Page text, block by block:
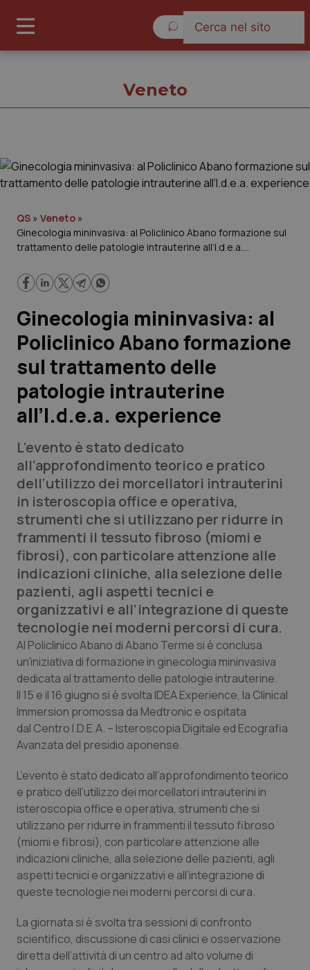
Governo e Parlamento
Regioni e Asl
Lavoro e Professioni
Scienza e Farmaci
Studi e Analisi
Lettere al direttore
Edizioni Regionali
QS Pro
Professionisti Sanitari.AI
Abruzzo
Basilicata
Calabria
Campania
Emilia-Romagna
Friuli Venezia Giulia
Lazio
Liguria
Lombardia
Marche
Molise
Piemonte
QS Pro Gold
Artrite & artrosi
Asma & BPCO
Car-T
Colesterolo & coronaropatie
Dermatite Atopica
Diabete & glucometri
Disturbi dell’umore
Dolore
Donna & Salute
Epatiti
HIV
QS Club Newsletter
Veneto
QS » Veneto »
Ginecologia mininvasiva: al Policlinico Abano formazione sul
trattamento delle patologie intrauterine all’I.d.e.a.
Ginecologia mininvasiva: al
Policlinico Abano formazione
sul trattamento delle
patologie intrauterine
all’I.d.e.a. experience
L’evento è stato dedicato
all’approfondimento teorico e pratico
dell’utilizzo dei morcellatori intrauterini
in isteroscopia office e operativa,
strumenti che si utilizzano per ridurre in
frammenti il tessuto fibroso (miomi e
fibrosi), con particolare attenzione alle
indicazioni cliniche, alla selezione delle
pazienti, agli aspetti tecnici e
organizzativi e all’integrazione di queste
tecnologie nei moderni percorsi di cura.
Al Policlinico Abano di Abano Terme si è conclusa
un’iniziativa di formazione in ginecologia mininvasiva
dedicata al trattamento delle patologie intrauterine.
Il 15 e il 16 giugno si è svolta IDEA Experience, la Clinical
Immersion promossa da Medtronic e ospitata
dal Centro I.D.E.A. – Isteroscopia Digitale ed Ecografia
Avanzata del presidio aponense.
L’evento è stato dedicato all’approfondimento teorico
e pratico dell’utilizzo dei morcellatori intrauterini in
isteroscopia office e operativa, strumenti che si
utilizzano per ridurre in frammenti il tessuto fibroso
(miomi e fibrosi), con particolare attenzione alle
indicazioni cliniche, alla selezione delle pazienti, agli
aspetti tecnici e organizzativi e all’integrazione di
queste tecnologie nei moderni percorsi di cura.
La giornata si è svolta tra sessioni di confronto
scientifico, discussione di casi clinici e osservazione
diretta dell’attività di un centro ad alto volume di